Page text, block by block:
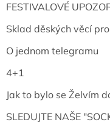
FESTIVALOVÉ
Sklad děských věcí
O jednom telegramu
4+1
Jak to bylo se Želvím
SLEDUJTE NAŠE